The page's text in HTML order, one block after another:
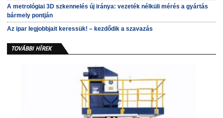
A metrológiai 3D szkennelés új iránya: vezeték nélküli mérés a gyártás
bármely pontján
Az ipar legjobbjait keressük! – kezdődik a szavazás
TOVÁBBI HÍREK